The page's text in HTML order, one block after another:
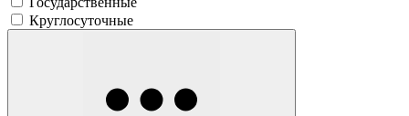
Круглосуточные